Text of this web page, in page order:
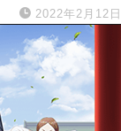
2022年2月12日